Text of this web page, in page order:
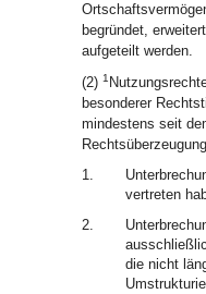
begründet,
aufgeteilt werden.
(2) 1
besonderer
mindestens seit
1.
vertreten
2.
die nicht